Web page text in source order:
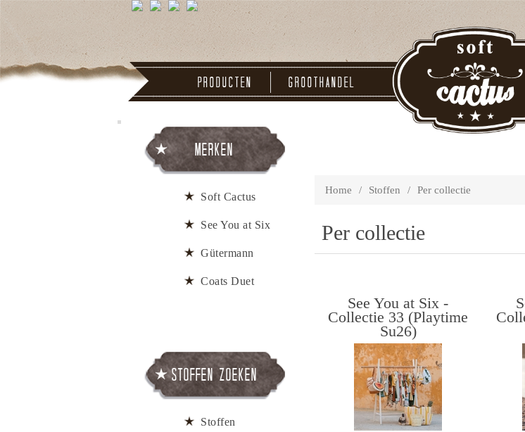
Producten Groothandel
Home / Stoffen / Per collectie
Per collectie
See You at Six -
Collectie 33 (Playtime
Su26)
Merken
Soft Cactus
See You at Six
Gütermann
Coats Duet
Stoffen zoeken
Stoffen